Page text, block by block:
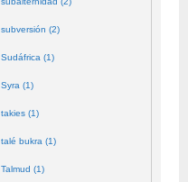
subversión (2)
Sudáfrica (1)
Syra (1)
takies (1)
talé bukra (1)
Talmud (1)